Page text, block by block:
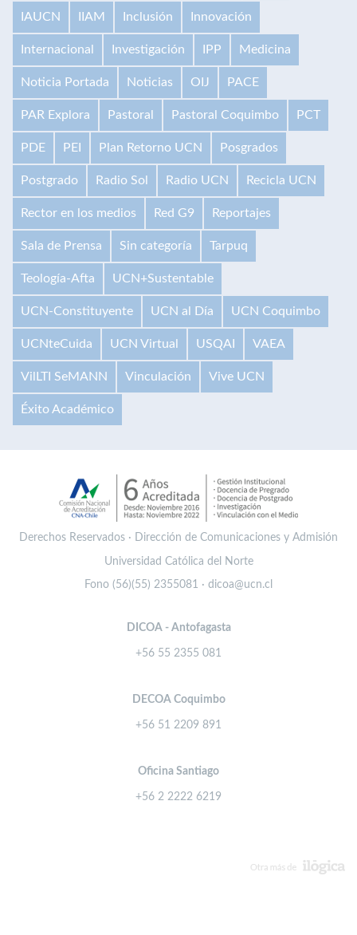
IAUCN IIAM Inclusión Innovación
Internacional Investigación IPP Medicina
Noticia Portada Noticias OIJ PACE
PAR Explora Pastoral Pastoral Coquimbo PCT
PDE PEI Plan Retorno UCN Posgrados
Postgrado Radio Sol Radio UCN Recicla UCN
Rector en los medios Red G9 Reportajes
Sala de Prensa Sin categoría Tarpuq
Teología-Afta UCN+Sustentable
UCN-Constituyente UCN al Día UCN Coquimbo
UCNteCuida UCN Virtual USQAI VAEA
VilLTI SeMANN Vinculación Vive UCN
Éxito Académico
Derechos Reservados · Dirección de Comunicaciones y Admisión
Universidad Católica del Norte
Fono (56)(55) 2355081 · dicoa@ucn.cl
DICOA - Antofagasta
+56 55 2355 081
DECOA Coquimbo
+56 51 2209 891
Oficina Santiago
+56 2 2222 6219